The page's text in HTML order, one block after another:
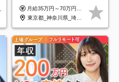
与減ナシ｜年収50万円アッ
プ実績／昇給率92％（直近3
年）
月給35万円～70万円（固定残業代30時間分63,869円～を含む）+賞与年1回 ※30時間を超える分は別途支給します ●これまでのご経験・スキル・前職給与をできる限り考慮します ●待機期間も給与を100％支給します ●試用期間中も給与や福利厚生は同じです ≪年収を維持しながら長く働けます！≫ 一般的な企業では55歳や60歳を機に年収が下がりますが、 当社は役職などではなく「スキルや経験」で評価。 エンジニアとして長く働きながら あなたにふさわしい年収を維持できます！
東京都_神奈川県_埼玉県_千葉県